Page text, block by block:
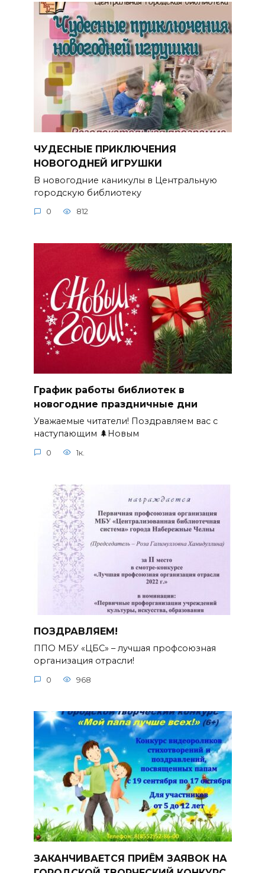
ЧУДЕСНЫЕ ПРИКЛЮЧЕНИЯ
НОВОГОДНЕЙ ИГРУШКИ
В новогодние каникулы в Центральную
городскую библиотеку
0 812
График работы библиотек в
новогодние праздничные дни
Уважаемые читатели! Поздравляем вас с
наступающим 🌲Новым
0 1к.
ПОЗДРАВЛЯЕМ!
ППО МБУ «ЦБС» – лучшая профсоюзная
организация отрасли!
0 968
ЗАКАНЧИВАЕТСЯ ПРИЁМ ЗАЯВОК НА